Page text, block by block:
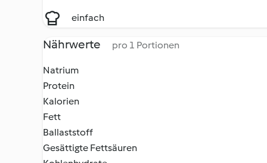
einfach
Nährwerte pro 1 Portionen
Natrium
Protein
Kalorien
Fett
Ballaststoff
Gesättigte Fettsäuren